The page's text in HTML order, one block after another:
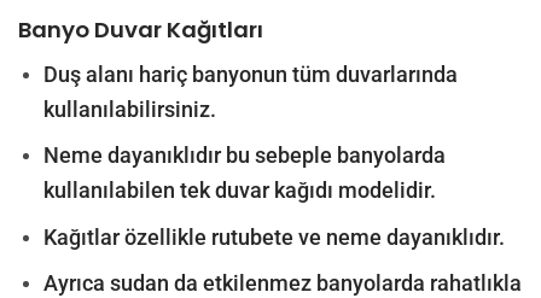
Banyo Duvar Kağıtları
Duş alanı hariç banyonun tüm duvarlarında
kullanılabilirsiniz.
Neme dayanıklıdır bu sebeple banyolarda
kullanılabilen tek duvar kağıdı modelidir.
Kağıtlar özellikle rutubete ve neme dayanıklıdır.
Ayrıca sudan da etkilenmez banyolarda rahatlıkla